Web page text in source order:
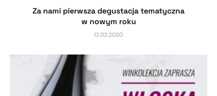
Za nami pierwsza degustacja tematyczna
w nowym roku
12.02.2020